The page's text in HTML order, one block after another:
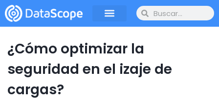
¿Cómo optimizar la
seguridad en el izaje de
cargas?